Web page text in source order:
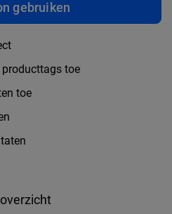
gebruiken
producttags toe
toe